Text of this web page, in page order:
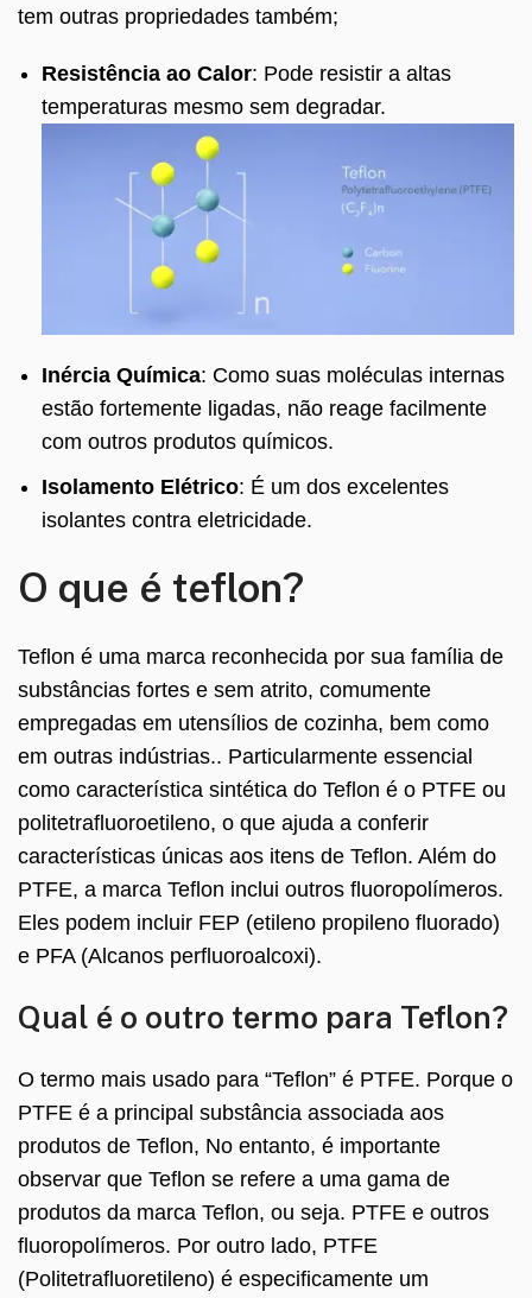
tem outras propriedades também;
Resistência ao Calor: Pode resistir a altas
temperaturas mesmo sem degradar.
Inércia Química: Como suas moléculas internas
estão fortemente ligadas, não reage facilmente
com outros produtos químicos.
Isolamento Elétrico: É um dos excelentes
isolantes contra eletricidade.
O que é teflon?
Teflon é uma marca reconhecida por sua família de
substâncias fortes e sem atrito, comumente
empregadas em utensílios de cozinha, bem como
em outras indústrias.. Particularmente essencial
como característica sintética do Teflon é o PTFE ou
politetrafluoroetileno, o que ajuda a conferir
características únicas aos itens de Teflon. Além do
PTFE, a marca Teflon inclui outros fluoropolímeros.
Eles podem incluir FEP (etileno propileno fluorado)
e PFA (Alcanos perfluoroalcoxi).
Qual é o outro termo para Teflon?
O termo mais usado para “Teflon” é PTFE. Porque o
PTFE é a principal substância associada aos
produtos de Teflon, No entanto, é importante
observar que Teflon se refere a uma gama de
produtos da marca Teflon, ou seja. PTFE e outros
fluoropolímeros. Por outro lado, PTFE
(Politetrafluoretileno) é especificamente um